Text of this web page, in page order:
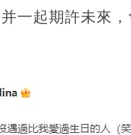
一起期許未來